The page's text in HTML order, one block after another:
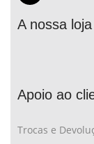
A nossa loja
Apoio ao
Trocas e